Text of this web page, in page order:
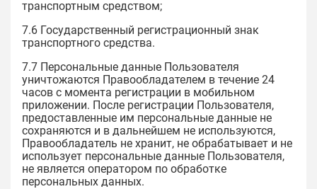
транспортным средством;
7.6 Государственный регистрационный знак
транспортного средства.
7.7 Персональные данные Пользователя
уничтожаются Правообладателем в течение 24
часов с момента регистрации в мобильном
приложении. После регистрации Пользователя,
предоставленные им персональные данные не
сохраняются и в дальнейшем не используются,
Правообладатель не хранит, не обрабатывает и не
использует персональные данные Пользователя,
не является оператором по обработке
персональных данных.